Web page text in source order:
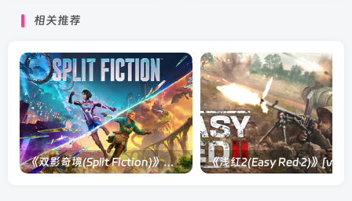
相关推荐
《双影奇境(Split Fiction)》单机版/联机版[v1.0 单机版/联机版]